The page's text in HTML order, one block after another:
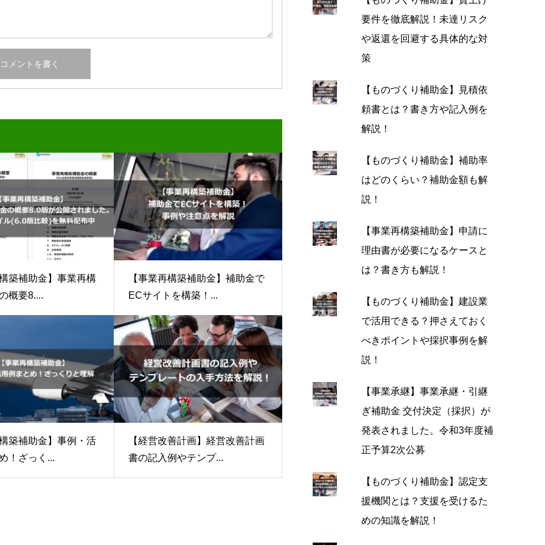
築補助金】事業再構
概要8....
【事業再構築補助金】補助金で
ECサイトを構築！...
築補助金】事例・活
！ざっく...
【経営改善計画】経営改善計画
書の記入例やテンプ...
要件を徹底解説！未達リスク
や返還を回避する具体的な対
策
【ものづくり補助金】見積依
頼書とは？書き方や記入例を
解説！
【ものづくり補助金】補助率
はどのくらい？補助金額も解
説！
【事業再構築補助金】申請に
理由書が必要になるケースと
は？書き方も解説！
【ものづくり補助金】建設業
で活用できる？押さえておく
べきポイントや採択事例を解
説！
【事業承継】事業承継・引継
ぎ補助金 交付決定（採択）が
発表されました。令和3年度補
正予算2次公募
【ものづくり補助金】認定支
援機関とは？支援を受けるた
めの知識を解説！